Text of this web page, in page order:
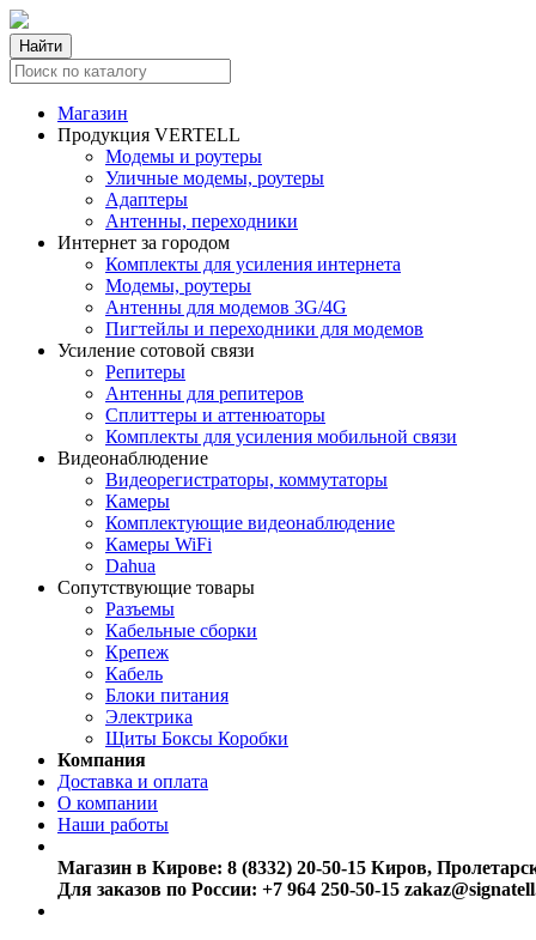
Найти
Магазин
Продукция VERTELL
Модемы и роутеры
Уличные модемы, роутеры
Адаптеры
Антенны, переходники
Интернет за городом
Комплекты для усиления интернета
Модемы, роутеры
Антенны для модемов 3G/4G
Пигтейлы и переходники для модемов
Усиление сотовой связи
Репитеры
Антенны для репитеров
Сплиттеры и аттенюаторы
Комплекты для усиления мобильной связи
Видеонаблюдение
Видеорегистраторы, коммутаторы
Камеры
Комплектующие видеонаблюдение
Камеры WiFi
Dahua
Сопутствующие товары
Разъемы
Кабельные сборки
Крепеж
Кабель
Блоки питания
Электрика
Щиты Боксы Коробки
Компания
Доставка и оплата
О компании
Наши работы
Магазин в Кирове: 8 (8332) 20-50-15 Киров,
Для заказов по России: +7 964 250-50-15